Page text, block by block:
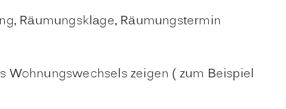
Räumungsklage, Räumungstermin
zeigen ( zum Beispiel